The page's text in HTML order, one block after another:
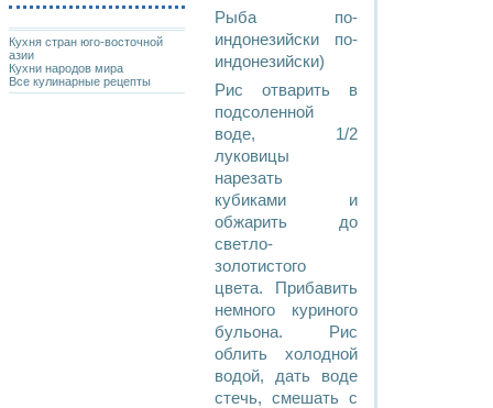
Рыба по-
индонезийски по-
индонезийски)
Рис отварить в
подсоленной
воде, 1/2
луковицы
нарезать
кубиками и
обжарить до
светло-
золотистого
цвета. Прибавить
немного куриного
бульона. Рис
облить холодной
водой, дать воде
стечь, смешать с
Кухня стран юго-восточной
азии
Кухни народов мира
Все кулинарные рецепты